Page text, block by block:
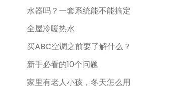
水器吗？一套系统能不能搞定
全屋冷暖热水
买ABC空调之前要了解什么？
新手必看的10个问题
家里有老人小孩，冬天怎么用